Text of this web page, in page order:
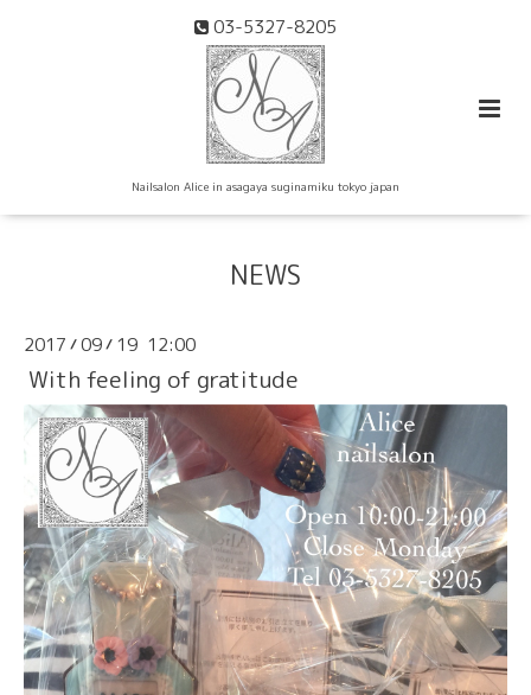
03-5327-8205
Nailsalon Alice in asagaya suginamiku tokyo japan
NEWS
2017 /09/ 19 12:00
With feeling of gratitude